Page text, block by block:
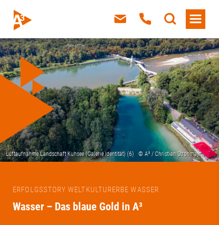
ERFOLGSSTORY WELTKULTURERBE WASSER
Wasser – Das blaue Gold in A³